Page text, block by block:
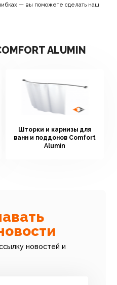
— вы поможете сделать наш
ALUMIN
Шторки и карнизы для
ванн и поддонов Comfort
Alumin
новостей и